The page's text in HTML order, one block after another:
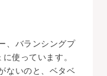
、バランシングプ
使っています。
ないのと、ベタベ